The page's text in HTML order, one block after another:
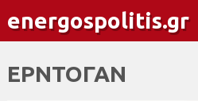
energospolitis.gr
ΕΡΝΤΟΓΑΝ